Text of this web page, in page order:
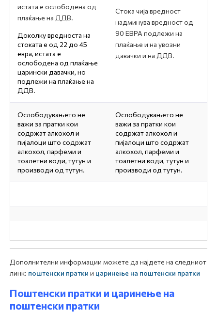
истата е ослободена од
плаќање на ДДВ.
Доколку вредноста на
стоката е од 22 до 45
евра, истата е
ослободена од плаќање
царински давачки, но
подлежи на плаќање на
ДДВ.
Стока чија вредност
надминува вредност од
90 ЕВРА подлежи на
плаќање и на увозни
давачки и на ДДВ.
Ослободувањето не
важи за пратки кои
содржат алкохол и
пијалоци што содржат
алкохол, парфеми и
тоалетни води, тутун и
производи од тутун.
Ослободувањето не
важи за пратки кои
содржат алкохол и
пијалоци што содржат
алкохол, парфеми и
тоалетни води, тутун и
производи од тутун.
Дополнителни информации можете да најдете на следниот
линк: поштенски пратки и царинење на поштенски пратки
Поштенски пратки и царинење на
поштенски пратки